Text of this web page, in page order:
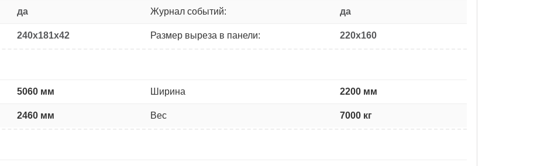
да Журнал событий: да
240x181x42 Размер выреза в панели: 220x160
5060 мм Ширина 2200 мм
2460 мм Вес 7000 кг